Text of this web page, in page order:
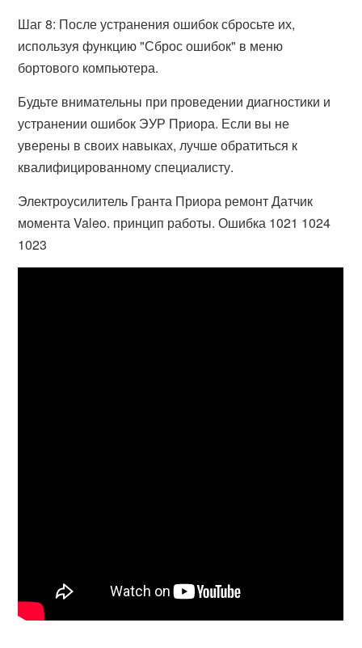
Шаг 8: После устранения ошибок сбросьте их,
используя функцию "Сброс ошибок" в меню
бортового компьютера.
Будьте внимательны при проведении диагностики и
устранении ошибок ЭУР Приора. Если вы не
уверены в своих навыках, лучше обратиться к
квалифицированному специалисту.
Электроусилитель Гранта Приора ремонт Датчик
момента Valeo. принцип работы. Ошибка 1021 1024
1023